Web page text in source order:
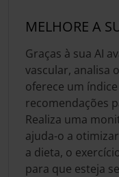
MELHORE A
Graças à sua AI
vascular, analisa
oferece um
recomendações
Realiza uma
ajuda-o a
a dieta, o
para que esteja